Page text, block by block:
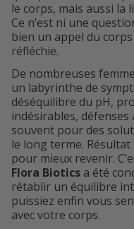
le corps, mais aussi
Ce n’est ni une
bien un appel du
réfléchie.
De nombreuses
un labyrinthe de
déséquilibre du pH,
indésirables, défenses
souvent pour des
le long terme.
pour mieux revenir.
Flora Biotics a été
rétablir un équilibre
puissiez enfin vous
avec votre corps.